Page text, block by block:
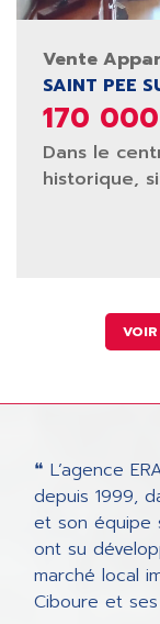
Vente
SAINT PEE
170
Dans le
historique,
❝ L’agence
depuis 1999,
et son équipe
ont su
marché local
Ciboure et